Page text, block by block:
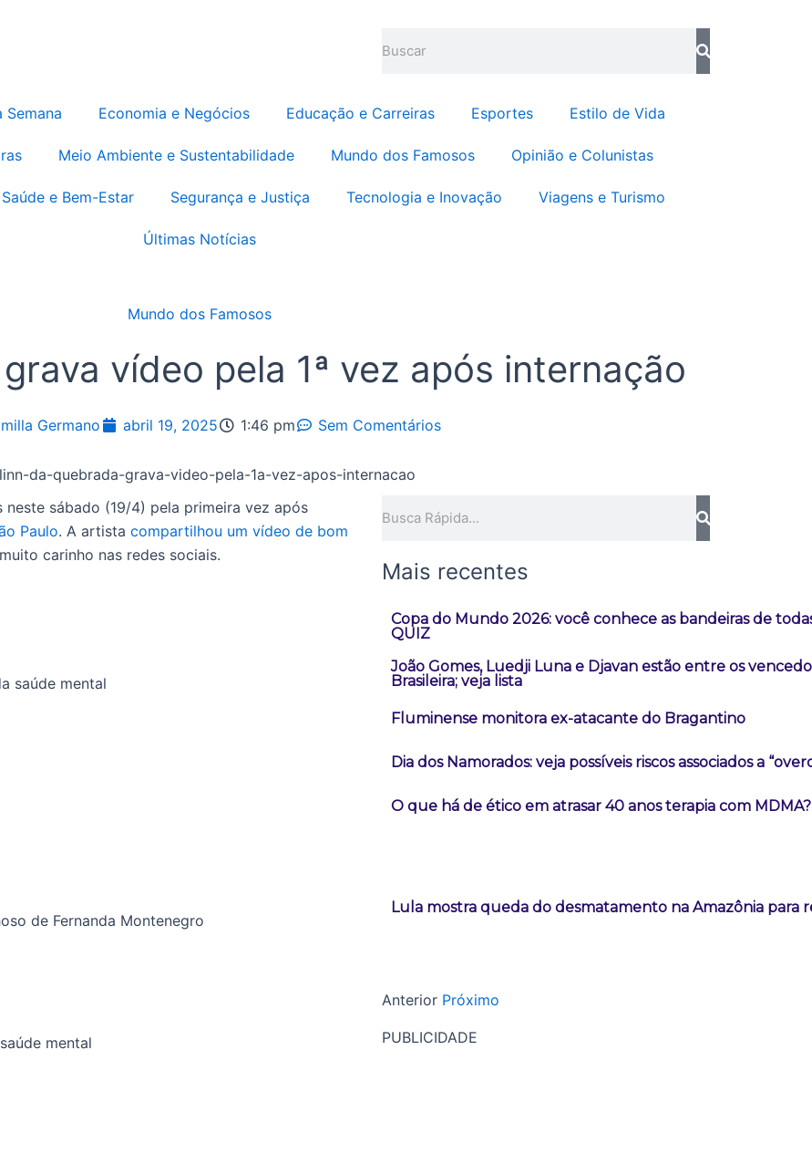
k
Semana Economia e Negócios Educação e Carreiras Esportes Estilo de Vida
Meio Ambiente e Sustentabilidade Mundo dos Famosos Opinião e Colunistas
Saúde e Bem-Estar Segurança e Justiça Tecnologia e Inovação Viagens e Turismo
Últimas Notícias
Mundo dos Famosos
vídeo pela 1ª vez após internação
Germano abril 19, 2025 1:46 pm
Sem Comentários
neste sábado (19/4) pela primeira vez após
Paulo. A artista compartilhou um vídeo de bom
carinho nas redes sociais.
de Fernanda Montenegro
mental
Mais recentes
Copa do Mundo 2026: você conhece as bandeiras de
QUIZ
João Gomes, Luedji Luna e Djavan estão entre os
Brasileira; veja lista
Fluminense monitora ex-atacante do Bragantino
Dia dos Namorados: veja possíveis riscos associados a
O que há de ético em atrasar 40 anos terapia com MDMA?
Lula mostra queda do desmatamento na Amazônia para
Anterior Próximo
PUBLICIDADE